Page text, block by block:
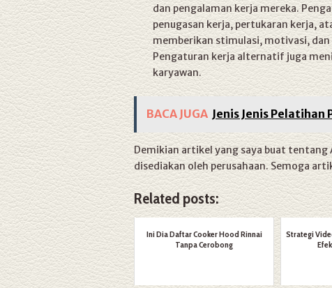
dan pengalaman kerja mereka.
penugasan kerja, pertukaran kerja,
memberikan stimulasi, motivasi, dan
Pengaturan kerja alternatif juga
karyawan.
BACA JUGA Jenis Jenis Pelatihan
Demikian artikel yang saya buat tentang
disediakan oleh perusahaan. Semoga
Related posts:
Ini Dia Daftar Cooker Hood Rinnai
Tanpa Cerobong
Strategi